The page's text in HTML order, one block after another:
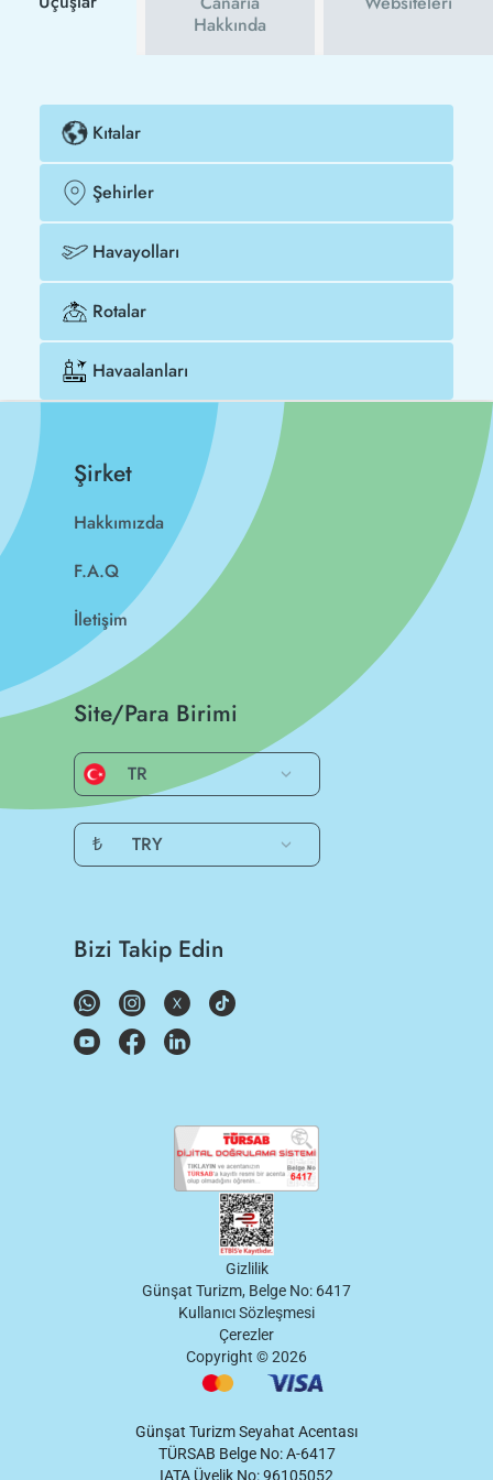
Hakkında
Kıtalar
Şehirler
Havayolları
Rotalar
Havaalanları
Şirket
Hakkımızda
F.A.Q
İletişim
Site/Para Birimi
TR
₺ TRY
Bizi Takip Edin
Gizlilik
Günşat Turizm, Belge No: 6417
Kullanıcı Sözleşmesi
Çerezler
Copyright ©2026
Günşat Turizm Seyahat Acentası
TÜRSAB Belge No: A-6417
IATA Üyelik No: 96105052